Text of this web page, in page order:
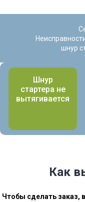
шнур
Шнур
стартера не
вытягивается
Как
Чтобы сделать заказ,